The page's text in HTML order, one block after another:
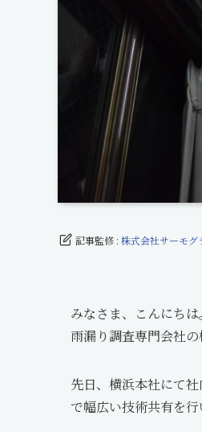
記事監修 :株式会社サーモグ
みなさま、こんにちは。
雨漏り調査専門会社の
先日、横浜本社にて
で幅広い技術共有を行